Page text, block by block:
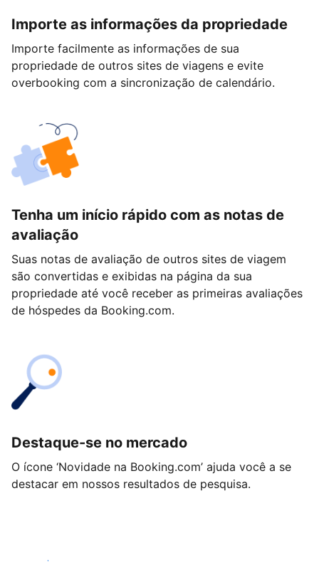
Importe as informações da propriedade
Importe facilmente as informações de sua
propriedade de outros sites de viagens e evite
overbooking com a sincronização de calendário.
Tenha um início rápido com as notas de
avaliação
Suas notas de avaliação de outros sites de viagem
são convertidas e exibidas na página da sua
propriedade até você receber as primeiras avaliações
de hóspedes da Booking.com.
Destaque-se no mercado
O ícone ‘Novidade na Booking.com’ ajuda você a se
destacar em nossos resultados de pesquisa.
Começar